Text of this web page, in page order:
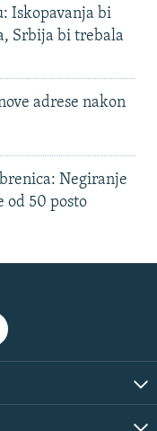
Iskopavanja bi
Srbija bi trebala
adrese nakon
Negiranje
od 50 posto